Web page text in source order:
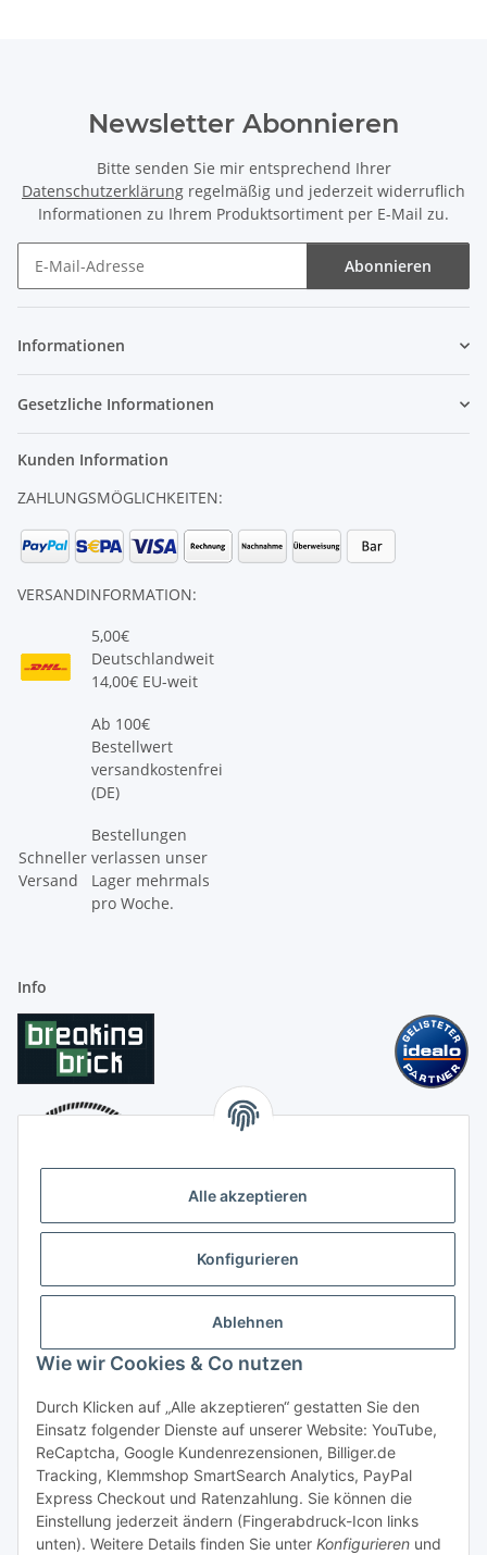
Alle akzeptieren
Konfigurieren
Ablehnen
Wie wir Cookies & Co nutzen
Durch Klicken auf „Alle akzeptieren“ gestatten Sie den
Einsatz folgender Dienste auf unserer Website: YouTube,
ReCaptcha, Google Kundenrezensionen, Billiger.de
Tracking, Klemmshop SmartSearch Analytics, PayPal
Express Checkout und Ratenzahlung. Sie können die
Einstellung jederzeit ändern (Fingerabdruck-Icon links
unten). Weitere Details finden Sie unter Konfigurieren und
Newsletter Abonnieren
Bitte senden Sie mir entsprechend Ihrer
Datenschutzerklärung regelmäßig und jederzeit widerruflich
Informationen zu Ihrem Produktsortiment per E-Mail zu.
Abonnieren
Informationen
Gesetzliche Informationen
Kunden Information
ZAHLUNGSMÖGLICHKEITEN:
VERSANDINFORMATION:
5,00€
Deutschlandweit
14,00€ EU-weit
Ab 100€
Bestellwert
versandkostenfrei
(DE)
Schneller
Versand
Bestellungen
verlassen unser
Lager mehrmals
pro Woche.
Info
Vertrag widerrufen